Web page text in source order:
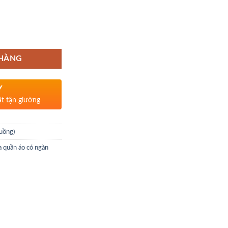
tận giường
quần áo có ngăn